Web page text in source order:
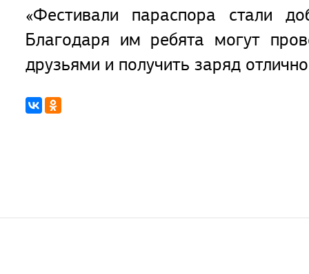
«Фестивали параспора стали
Благодаря им ребята могут
друзьями и получить заряд